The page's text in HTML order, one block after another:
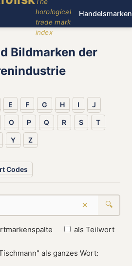
horological
trade mark
index
Handelsmarken
Bildmarken der
E F G H I J
O P Q R S T
Y Z
Codes
× 🔍
als Teilwort
als ganzes Wort: